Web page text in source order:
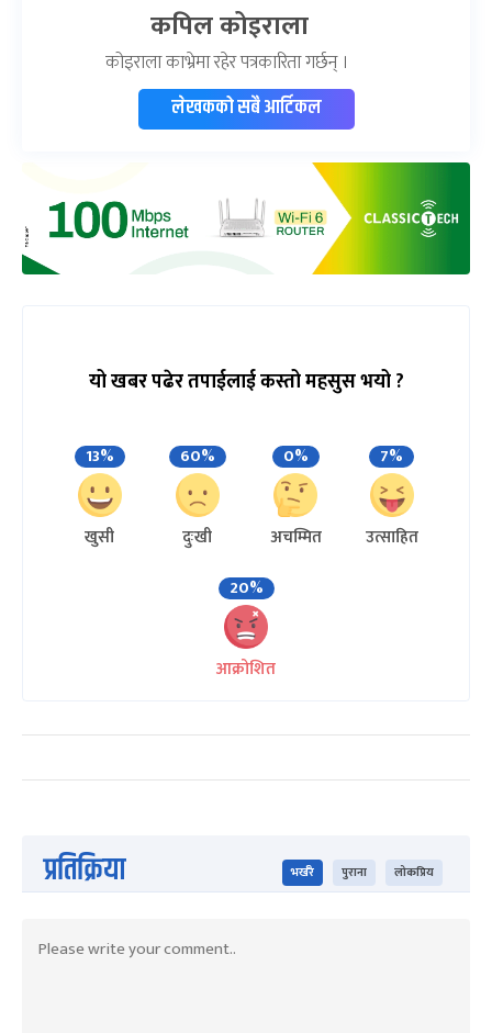
कपिल कोइराला
कोइराला काभ्रेमा रहेर पत्रकारिता गर्छन् ।
लेखकको सबै आर्टिकल
यो खबर पढेर तपाईलाई कस्तो महसुस भयो ?
13%
खुसी
60%
दुःखी
0%
अचम्मित
7%
उत्साहित
20%
आक्रोशित
प्रतिक्रिया भर्खरै पुराना लोकप्रिय